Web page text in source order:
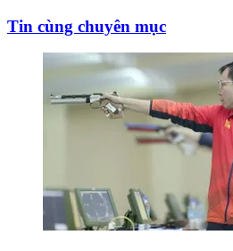
Tin cùng chuyên mục